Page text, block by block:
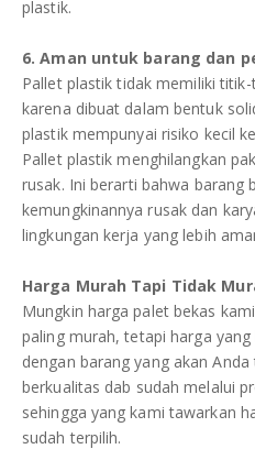
plastik.
6. Aman untuk barang dan
Pallet plastik tidak memiliki
karena dibuat dalam bentuk
plastik mempunyai risiko kecil
Pallet plastik menghilangkan
rusak. Ini berarti bahwa barang
kemungkinannya rusak dan
lingkungan kerja yang lebih
Harga Murah Tapi Tidak
Mungkin harga palet bekas
paling murah, tetapi harga
dengan barang yang akan
berkualitas dab sudah melalui
sehingga yang kami tawarkan
sudah terpilih.